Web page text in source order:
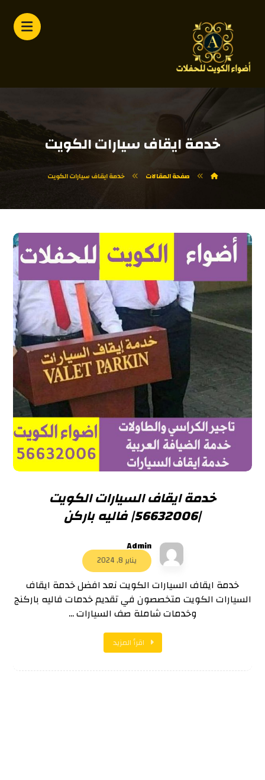
خدمة ايقاف سيارات الكويت
صفحة المقالات خدمة ايقاف سيارات الكويت
خدمة ايقاف السيارات الكويت
|56632006| فاليه باركن
Admin
يناير 8, 2024
خدمة ايقاف السيارات الكويت نعد افضل خدمة ايقاف
السيارات الكويت متخصصون في تقديم خدمات فاليه باركنج
وخدمات شاملة صف السيارات ...
اقرأ المزيد